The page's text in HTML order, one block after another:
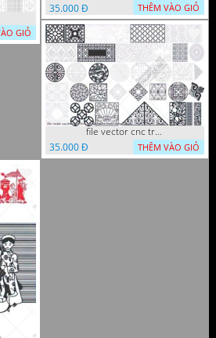
GIỎ
35.000 Đ
THÊM VÀO GIỎ
file vector cnc trang tri khoi tron tru nghe thuat
35.000 Đ
THÊM VÀO GIỎ